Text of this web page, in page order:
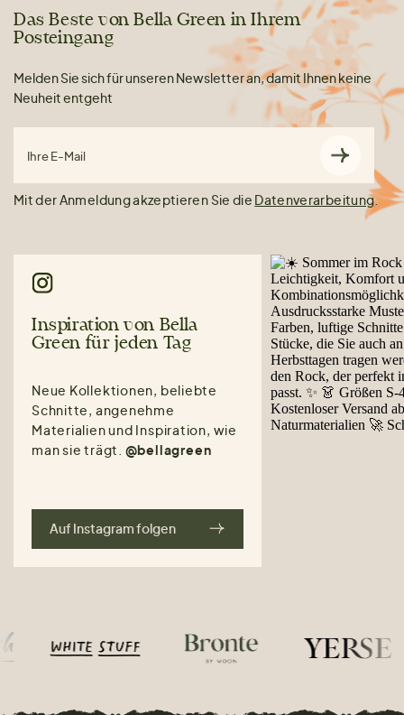
Das Beste von Bella Green in Ihrem
Posteingang
Melden Sie sich für unseren Newsletter an, damit Ihnen keine
Neuheit entgeht
Ihre E-Mail
Mit der Anmeldung akzeptieren Sie die Datenverarbeitung.
Inspiration von Bella
Green für jeden Tag
Neue Kollektionen, beliebte
Schnitte, angenehme
Materialien und Inspiration, wie
man sie trägt. @bellagreen
Auf Instagram folgen